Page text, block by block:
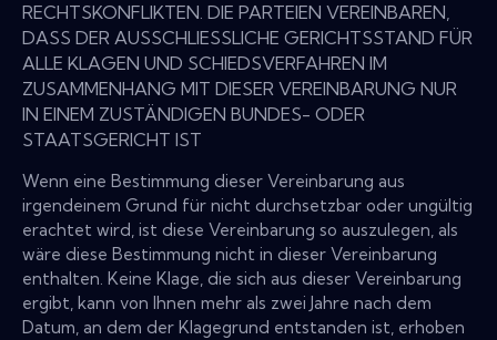
RECHTSKONFLIKTEN. DIE PARTEIEN VEREINBAREN,
DASS DER AUSSCHLIESSLICHE GERICHTSSTAND FÜR
ALLE KLAGEN UND SCHIEDSVERFAHREN IM
ZUSAMMENHANG MIT DIESER VEREINBARUNG NUR
IN EINEM ZUSTÄNDIGEN BUNDES- ODER
STAATSGERICHT IST
Wenn eine Bestimmung dieser Vereinbarung aus
irgendeinem Grund für nicht durchsetzbar oder ungültig
erachtet wird, ist diese Vereinbarung so auszulegen, als
wäre diese Bestimmung nicht in dieser Vereinbarung
enthalten. Keine Klage, die sich aus dieser Vereinbarung
ergibt, kann von Ihnen mehr als zwei Jahre nach dem
Datum, an dem der Klagegrund entstanden ist, erhoben